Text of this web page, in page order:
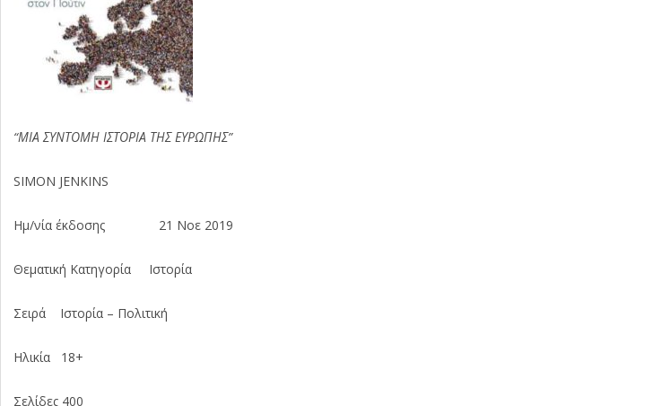
“ΜΙΑ ΣΥΝΤΟΜΗ ΙΣΤΟΡΙΑ ΤΗΣ ΕΥΡΩΠΗΣ”
SIMON JENKINS
Ημ/νία έκδοσης 21 Νοε 2019
Θεματική Κατηγορία Ιστορία
Σειρά Ιστορία – Πολιτική
Ηλικία 18+
Σελίδες 400